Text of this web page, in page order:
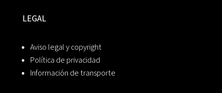
LEGAL
Aviso legal y copyright
Política de privacidad
Información de transporte